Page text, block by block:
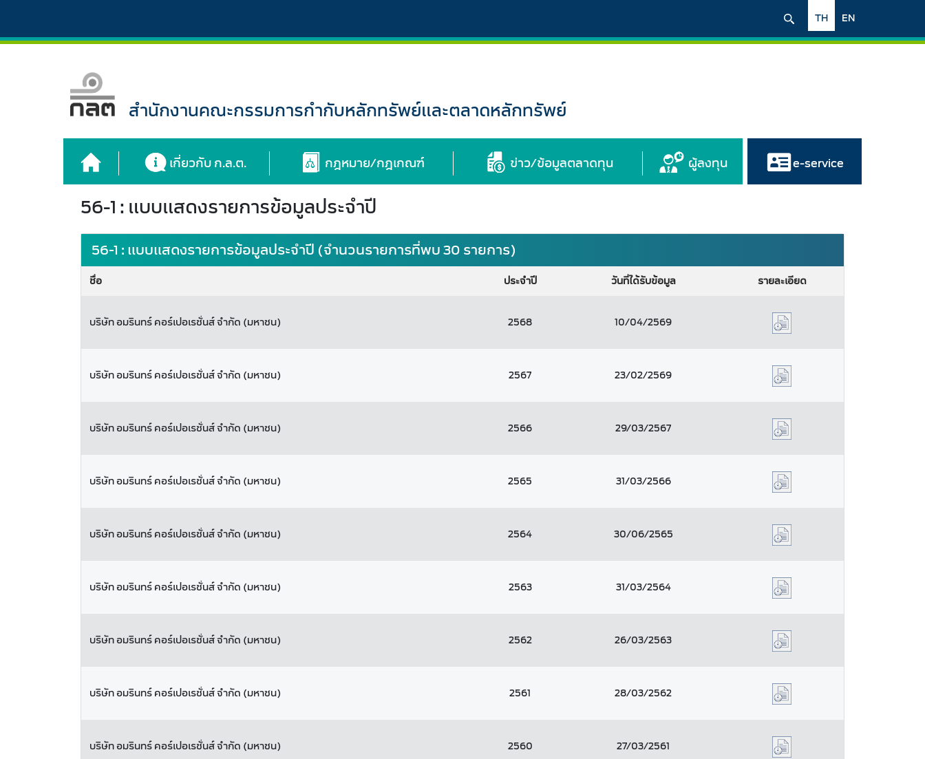
EN
TH
สำนักงานคณะกรรมการกำกับหลักทรัพย์และตลาดหลักทรัพย์
เกี่ยวกับ ก.ล.ต. กฎหมาย/กฎเกณฑ์ ข่าว/ข้อมูลตลาดทุน ผู้ลงทุน e-service
56-1 : แบบแสดงรายการข้อมูลประจำปี
56-1 : แบบแสดงรายการข้อมูลประจำปี (จำนวนรายการที่พบ 30 รายการ)
ชื่อ ประจำปี วันที่ได้รับข้อมูล รายละเอียด
บริษัท อมรินทร์ คอร์เปอเรชั่นส์ จำกัด (มหาชน) 2568 10/04/2569
บริษัท อมรินทร์ คอร์เปอเรชั่นส์ จำกัด (มหาชน) 2567 23/02/2569
บริษัท อมรินทร์ คอร์เปอเรชั่นส์ จำกัด (มหาชน) 2566 29/03/2567
บริษัท อมรินทร์ คอร์เปอเรชั่นส์ จำกัด (มหาชน) 2565 31/03/2566
บริษัท อมรินทร์ คอร์เปอเรชั่นส์ จำกัด (มหาชน) 2564 30/06/2565
บริษัท อมรินทร์ คอร์เปอเรชั่นส์ จำกัด (มหาชน) 2563 31/03/2564
บริษัท อมรินทร์ คอร์เปอเรชั่นส์ จำกัด (มหาชน) 2562 26/03/2563
บริษัท อมรินทร์ คอร์เปอเรชั่นส์ จำกัด (มหาชน) 2561 28/03/2562
บริษัท อมรินทร์ คอร์เปอเรชั่นส์ จำกัด (มหาชน) 2560 27/03/2561